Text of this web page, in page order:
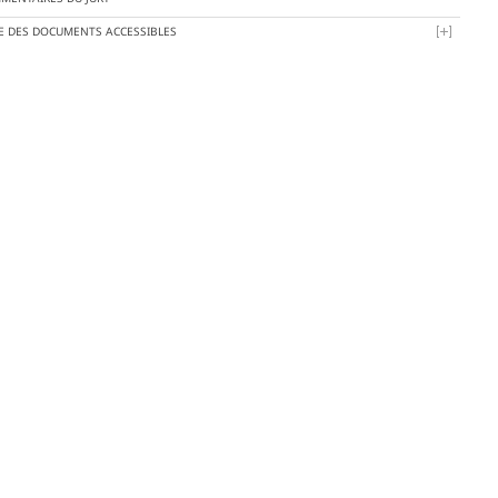
DES DOCUMENTS ACCESSIBLES